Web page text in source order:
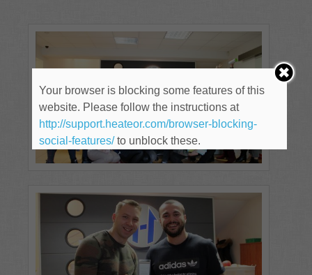
Your browser is blocking some features of this
website. Please follow the instructions at
http://support.heateor.com/browser-blocking-
social-features/to unblock these.